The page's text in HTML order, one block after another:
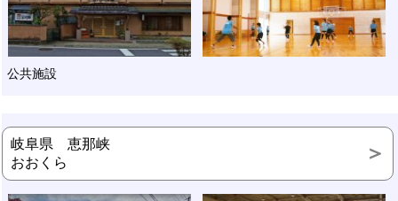
公共施設
岐阜県 恵那峡
おおくら